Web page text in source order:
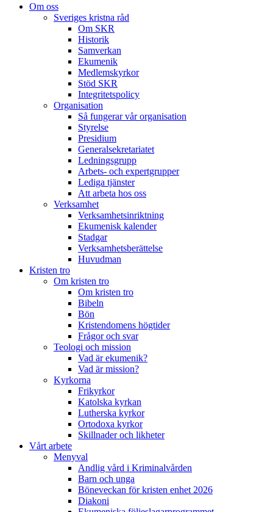
Om oss
Sveriges kristna råd
Om SKR
Historik
Samverkan
Ekumenik
Medlemskyrkor
Stöd SKR
Integritetspolicy
Organisation
Så fungerar vår organisation
Styrelse
Presidium
Generalsekretariatet
Ledningsgrupp
Arbets- och expertgrupper
Lediga tjänster
Att arbeta hos oss
Verksamhet
Verksamhetsinriktning
Ekumenisk kalender
Stadgar
Verksamhetsberättelse
Huvudman
Kristen tro
Om kristen tro
Om kristen tro
Bibeln
Bön
Kristendomens högtider
Frågor och svar
Teologi och mission
Vad är ekumenik?
Vad är mission?
Kyrkorna
Frikyrkor
Katolska kyrkan
Lutherska kyrkor
Ortodoxa kyrkor
Skillnader och likheter
Vårt arbete
Menyval
Andlig vård i Kriminalvården
Barn och unga
Böneveckan för kristen enhet 2026
Diakoni